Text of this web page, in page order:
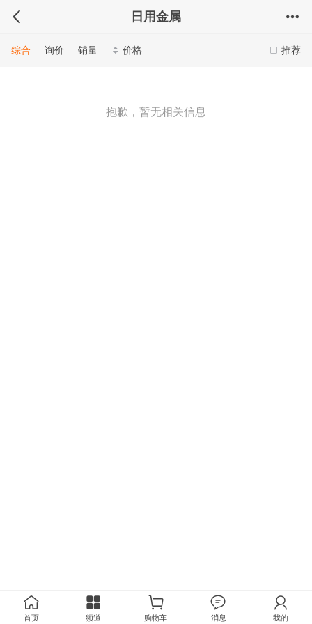
日用金属
推荐
综合 询价 销量 价格
抱歉，暂无相关信息
首页 频道 购物车 消息 我的